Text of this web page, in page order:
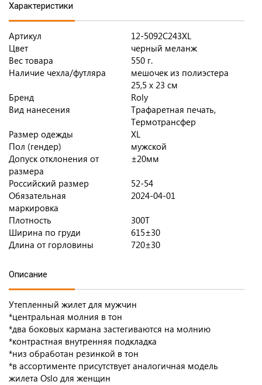
Характеристики
Артикул
12-5092С243XL
Цвет
черный меланж
Вес товара
550 г.
Наличие чехла/футляра
мешочек из полиэстера
25,5 х 23 см
Бренд
Roly
Вид нанесения
Трафаретная печать,
Термотрансфер
Размер одежды
XL
Пол (гендер)
мужской
Допуск отклонения от
размера
±20мм
Российский размер
52-54
Обязательная
маркировка
2024-04-01
Плотность
300T
Ширина по груди
615±30
Длина от горловины
720±30
Описание
Утепленный жилет для мужчин
*центральная молния в тон
*два боковых кармана застегиваются на молнию
*контрастная внутренняя подкладка
*низ обработан резинкой в тон
*в ассортименте присутствует аналогичная модель
жилета Oslo для женщин